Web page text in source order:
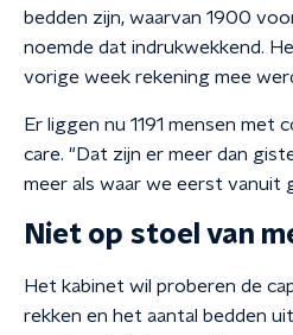
bedden zijn, waarvan 1900
noemde dat indrukwekkend.
vorige week rekening mee
Er liggen nu 1191 mensen met
care. "Dat zijn er meer dan
meer als waar we eerst vanuit
Niet op stoel van
Het kabinet wil proberen de
rekken en het aantal bedden